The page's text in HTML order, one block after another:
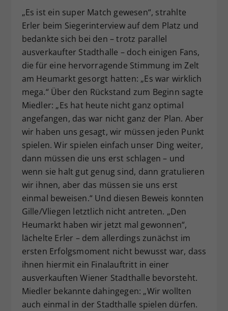
„Es ist ein super Match gewesen“, strahlte
Erler beim Siegerinterview auf dem Platz und
bedankte sich bei den – trotz parallel
ausverkaufter Stadthalle – doch einigen Fans,
die für eine hervorragende Stimmung im Zelt
am Heumarkt gesorgt hatten: „Es war wirklich
mega.“ Über den Rückstand zum Beginn sagte
Miedler: „Es hat heute nicht ganz optimal
angefangen, das war nicht ganz der Plan. Aber
wir haben uns gesagt, wir müssen jeden Punkt
spielen. Wir spielen einfach unser Ding weiter,
dann müssen die uns erst schlagen – und
wenn sie halt gut genug sind, dann gratulieren
wir ihnen, aber das müssen sie uns erst
einmal beweisen.“ Und diesen Beweis konnten
Gille/Vliegen letztlich nicht antreten. „Den
Heumarkt haben wir jetzt mal gewonnen“,
lächelte Erler – dem allerdings zunächst im
ersten Erfolgsmoment nicht bewusst war, dass
ihnen hiermit ein Finalauftritt in einer
ausverkauften Wiener Stadthalle bevorsteht.
Miedler bekannte dahingegen: „Wir wollten
auch einmal in der Stadthalle spielen dürfen.